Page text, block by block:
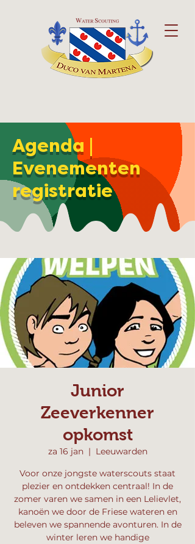
Agenda |
Evenementen
registratie
Junior
Zeeverkenner
opkomst
za 16 jan
  |
Leeuwarden
Voor onze jongste waterscouts staat
plezier en ontdekken centraal! In de
zomer varen we samen in een Lelievlet,
kanoën we door de Friese wateren en
beleven we spannende avonturen. In de
winter leren we handige